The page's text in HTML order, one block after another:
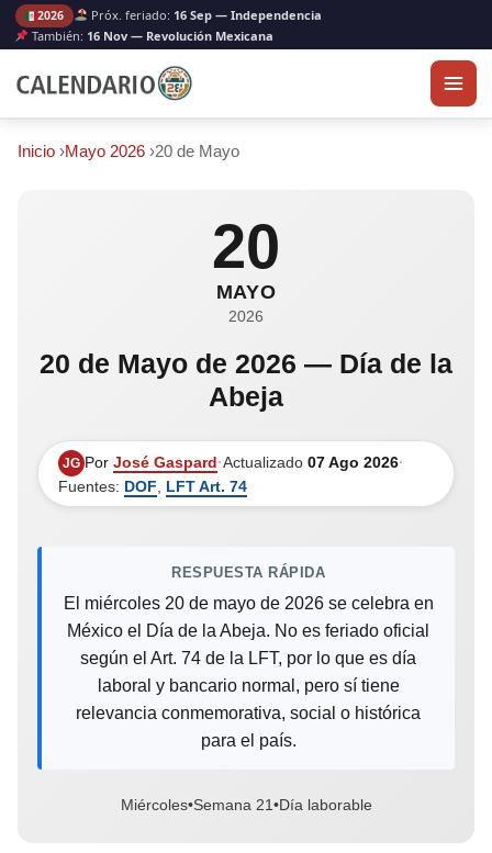
2026 Próx. feriado: 16 Sep — Independencia
También: 16 Nov — Revolución Mexicana
Inicio ›Mayo 2026 ›20 de Mayo
20
MAYO
2026
20 de Mayo de 2026 — Día de la
Abeja
JG Por José Gaspard·Actualizado 07 Ago 2026·
Fuentes: DOF LFT Art. 74
RESPUESTA RÁPIDA
El miércoles 20 de mayo de 2026 se celebra en
México el Día de la Abeja. No es feriado oficial
según el Art. 74 de la LFT, por lo que es día
laboral y bancario normal, pero sí tiene
relevancia conmemorativa, social o histórica
para el país.
Miércoles•Semana 21•Día laborable